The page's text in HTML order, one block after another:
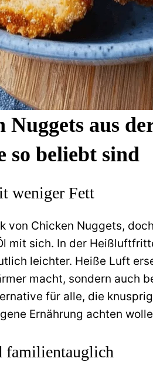
aus
beliebt sind
weniger Fett
von Chicken Nuggets,
mit sich. In der
leichter. Heiße Luft
macht, sondern auch
für alle, die
Ernährung achten
familientauglich